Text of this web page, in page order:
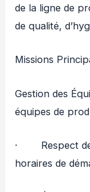
de la ligne de
de qualité,
Missions
Gestion des
équipes de
· Respect des
horaires de